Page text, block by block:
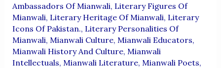
Ambassadors Of Mianwali, Literary Figures Of
Mianwali, Literary Heritage Of Mianwali, Literary
Icons Of Pakistan., Literary Personalities Of
Mianwali, Mianwali Culture, Mianwali Educators,
Mianwali History And Culture, Mianwali
Intellectuals, Mianwali Literature, Mianwali Poets,